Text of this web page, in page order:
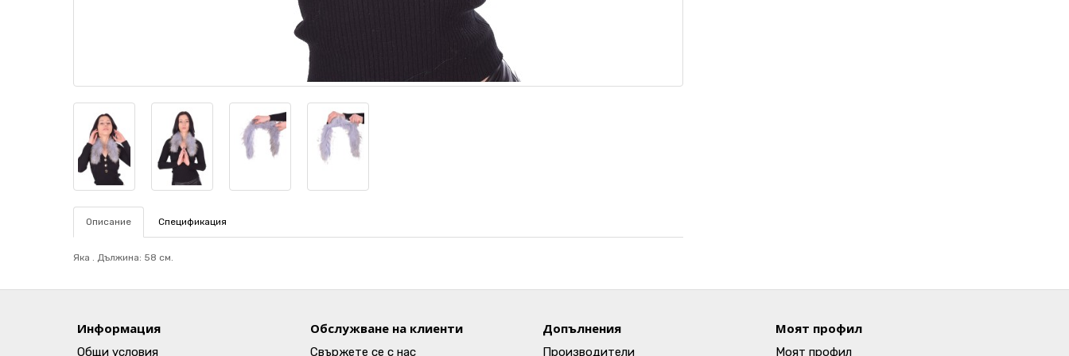
Описание Спецификация
Яка . Дължина: 58 см.
Информация
Общи условия
Обслужване на клиенти
Свържете се с нас
Допълнения
Производители
Моят профил
Моят профил